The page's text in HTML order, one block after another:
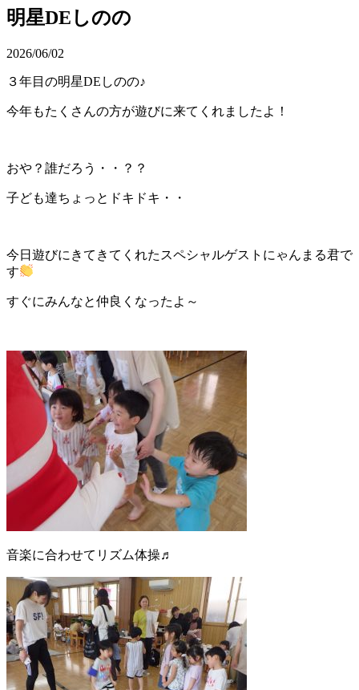
明星DEしのの
2026/06/02
３年目の明星DEしのの♪
今年もたくさんの方が遊びに来てくれましたよ！
おや？誰だろう・・？？
子ども達ちょっとドキドキ・・
今日遊びにきてきてくれたスペシャルゲストにゃんまる君で
す
すぐにみんなと仲良くなったよ～
音楽に合わせてリズム体操♬